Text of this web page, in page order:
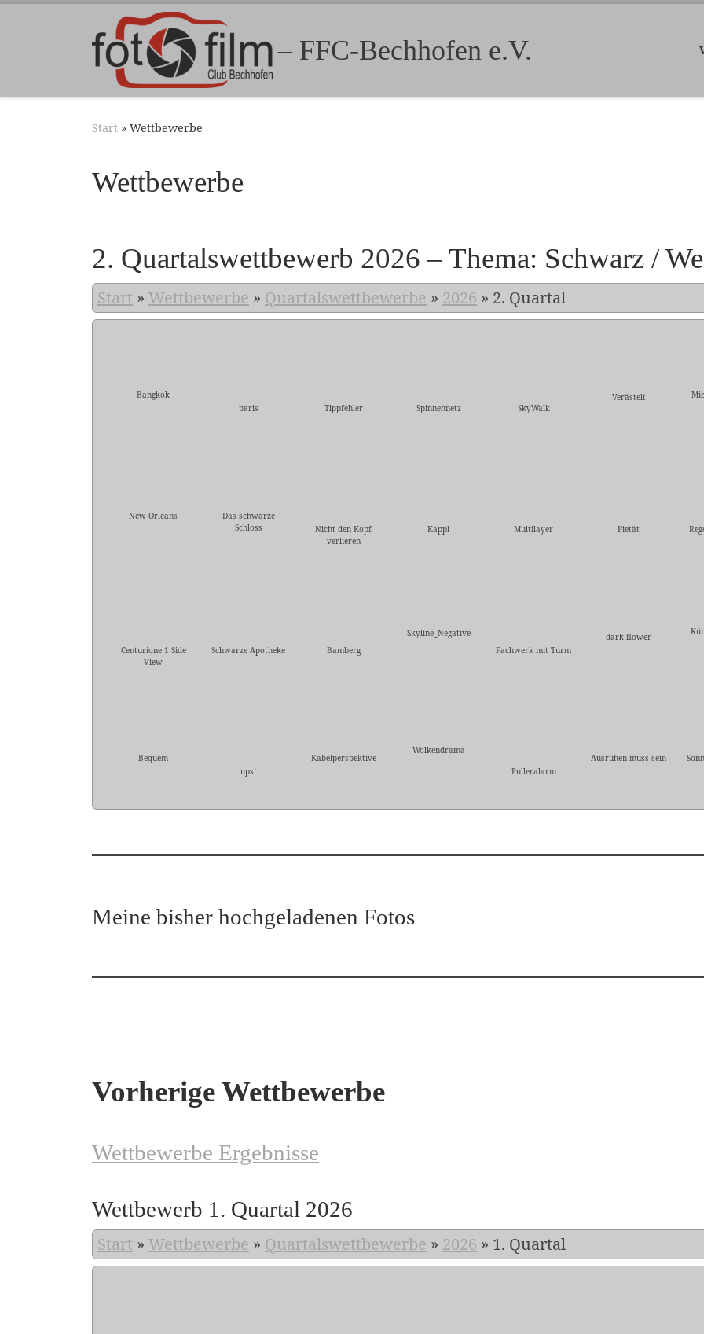
Zum Inhalt springen
– FFC-Bechhofen e.V.
Start » Wettbewerbe
Wettbewerbe
2. Quartalswettbewerb 2026 – Thema: Schwarz /
Start » Wettbewerbe » Quartalswettbewerbe » 2026 » 2. Quartal
Bangkok
paris
Tippfehler Spinnennetz SkyWalk
Verästelt
New Orleans
Das schwarze
Schloss
Nicht den Kopf
verlieren
Kappl Multilayer Pietät
Centurione 1 Side
View
Schwarze Apotheke Bamberg
Skyline_Negative
Fachwerk mit Turm
dark flower
Bequem
ups!
Kabelperspektive
Wolkendrama
Pulleralarm
Ausruhen muss sein
Meine bisher hochgeladenen Fotos
Vorherige Wettbewerbe
Wettbewerbe Ergebnisse
Wettbewerb 1. Quartal 2026
Start » Wettbewerbe » Quartalswettbewerbe » 2026 » 1. Quartal